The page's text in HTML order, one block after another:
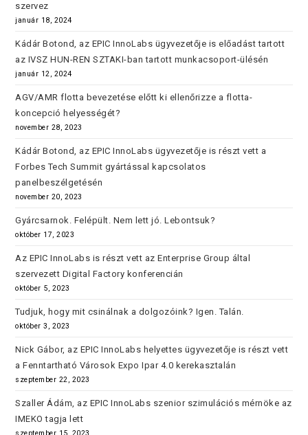
szervez
január 18, 2024
Kádár Botond, az EPIC InnoLabs ügyvezetője is előadást tartott
az IVSZ HUN-REN SZTAKI-ban tartott munkacsoport-ülésén
január 12, 2024
AGV/AMR flotta bevezetése előtt ki ellenőrizze a flotta-
koncepció helyességét?
november 28, 2023
Kádár Botond, az EPIC InnoLabs ügyvezetője is részt vett a
Forbes Tech Summit gyártással kapcsolatos
panelbeszélgetésén
november 20, 2023
Gyárcsarnok. Felépült. Nem lett jó. Lebontsuk?
október 17, 2023
Az EPIC InnoLabs is részt vett az Enterprise Group által
szervezett Digital Factory konferencián
október 5, 2023
Tudjuk, hogy mit csinálnak a dolgozóink? Igen. Talán.
október 3, 2023
Nick Gábor, az EPIC InnoLabs helyettes ügyvezetője is részt vett
a Fenntartható Városok Expo Ipar 4.0 kerekasztalán
szeptember 22, 2023
Szaller Ádám, az EPIC InnoLabs szenior szimulációs mérnöke az
IMEKO tagja lett